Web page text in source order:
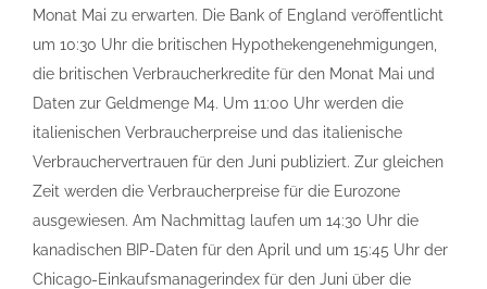
Monat Mai zu erwarten. Die Bank of England veröffentlicht
um 10:30 Uhr die britischen Hypothekengenehmigungen,
die britischen Verbraucherkredite für den Monat Mai und
Daten zur Geldmenge M4. Um 11:00 Uhr werden die
italienischen Verbraucherpreise und das italienische
Verbrauchervertrauen für den Juni publiziert. Zur gleichen
Zeit werden die Verbraucherpreise für die Eurozone
ausgewiesen. Am Nachmittag laufen um 14:30 Uhr die
kanadischen BIP-Daten für den April und um 15:45 Uhr der
Chicago-Einkaufsmanagerindex für den Juni über die